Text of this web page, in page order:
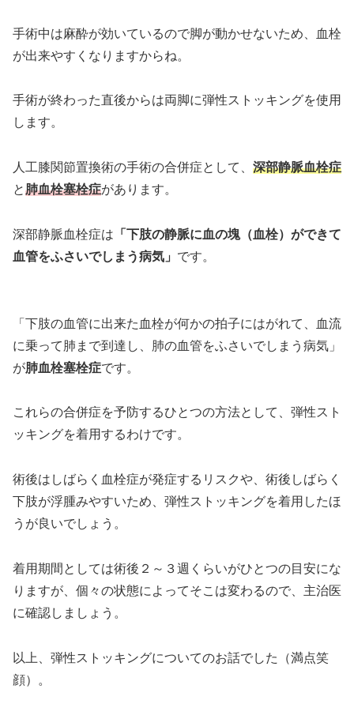
手術中は麻酔が効いているので脚が動かせないため、血栓
が出来やすくなりますからね。
手術が終わった直後からは両脚に弾性ストッキングを使用
します。
人工膝関節置換術の手術の合併症として、 深部静脈血栓症
と肺血栓塞栓症があります。
深部静脈血栓症は 「下肢の静脈に血の塊（血栓）ができて
血管をふさいでしまう病気」 です。
「下肢の血管に出来た血栓が何かの拍子にはがれて、血流
に乗って肺まで到達し、肺の血管をふさいでしまう病気」
が肺血栓塞栓症です。
これらの合併症を予防するひとつの方法として、弾性スト
ッキングを着用するわけです。
術後はしばらく血栓症が発症するリスクや、術後しばらく
下肢が浮腫みやすいため、弾性ストッキングを着用したほ
うが良いでしょう。
着用期間としては術後２～３週くらいがひとつの目安にな
りますが、個々の状態によってそこは変わるので、主治医
に確認しましょう。
以上、弾性ストッキングについてのお話でした（満点笑
顔）。